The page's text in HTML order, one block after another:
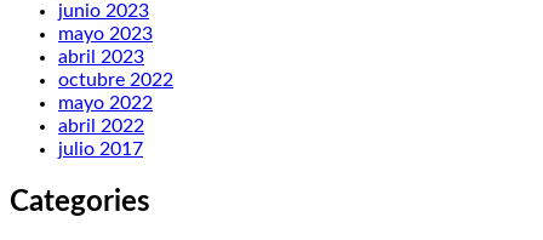
junio 2023
mayo 2023
abril 2023
octubre 2022
mayo 2022
abril 2022
julio 2017
Categories